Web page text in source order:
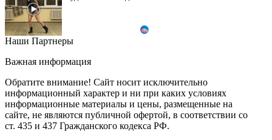
Ржу не переставая, это
не раз
i
Скрытая камера на
пляже Крыма: Что
люди вытворяют, когда
Наши Партнеры
Важная информация
Обратите внимание! Сайт носит исключительно
информационный характер и ни при каких условиях
информационные материалы и цены, размещенные на
сайте, не являются публичной офертой, в соответствии со
ст. 435 и 437 Гражданского кодекса РФ.